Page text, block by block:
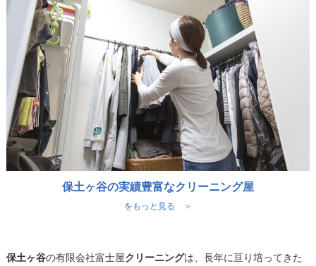
保土ヶ谷の実績豊富なクリーニング屋
をもっと見る ＞
保土ヶ谷の有限会社富士屋クリーニングは、長年に亘り培ってきた